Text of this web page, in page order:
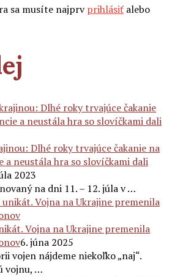
sa musíte najprvprihlásiť alebo
Dlhé roky trvajúce čakanie na
a neustála hra so slovíčkami dali
2023
na dni 11. – 12. júla v …
Vojna na Ukrajine premenila
6. júna 2025
vojen nájdeme niekoľko „naj“.
vojnu, …